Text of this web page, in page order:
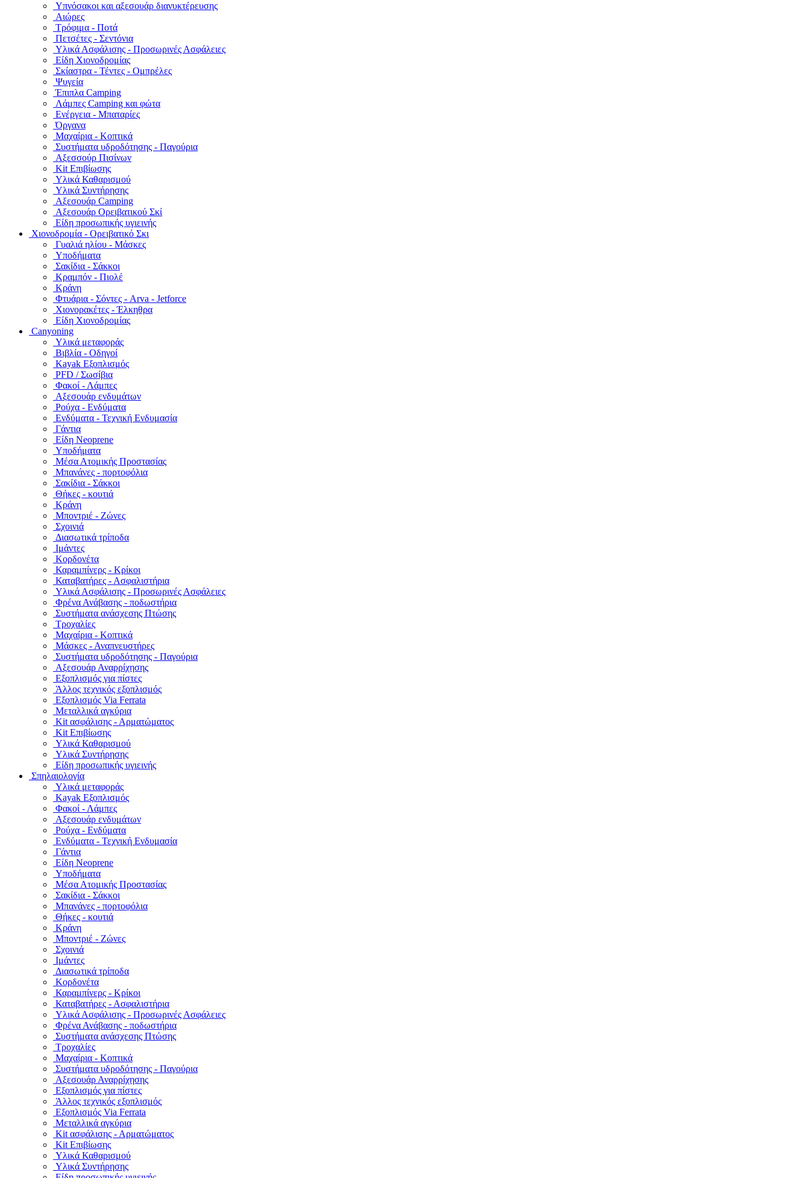
Υπνόσακοι και αξεσουάρ διανυκτέρευσης
Αιώρες
Τρόφιμα - Ποτά
Πετσέτες - Σεντόνια
Υλικά Ασφάλισης - Προσωρινές Ασφάλειες
Είδη Χιονοδρομίας
Σκίαστρα - Τέντες - Ομπρέλες
Ψυγεία
Έπιπλα Camping
Λάμπες Camping και φώτα
Ενέργεια - Μπαταρίες
Όργανα
Μαχαίρια - Κοπτικά
Συστήματα υδροδότησης - Παγούρια
Αξεσσούρ Πισίνων
Kit Επιβίωσης
Υλικά Καθαρισμού
Υλικά Συντήρησης
Αξεσουάρ Camping
Αξεσουάρ Ορειβατικού Σκί
Είδη προσωπικής υγιεινής
Χιονοδρομία - Ορειβατικό Σκι
Γυαλιά ηλίου - Μάσκες
Υποδήματα
Σακίδια - Σάκκοι
Κραμπόν - Πιολέ
Κράνη
Φτυάρια - Σόντες - Arva - Jetforce
Χιονορακέτες - Έλκηθρα
Είδη Χιονοδρομίας
Canyoning
Υλικά μεταφοράς
Βιβλία - Οδηγοί
Kayak Εξοπλισμός
PFD / Σωσίβια
Φακοί - Λάμπες
Αξεσουάρ ενδυμάτων
Ρούχα - Ενδύματα
Ενδύματα - Τεχνική Ενδυμασία
Γάντια
Είδη Neoprene
Υποδήματα
Μέσα Ατομικής Προστασίας
Μπανάνες - πορτοφόλια
Σακίδια - Σάκκοι
Θήκες - κουτιά
Κράνη
Μποντριέ - Ζώνες
Σχοινιά
Διασωτικά τρίποδα
Ιμάντες
Κορδονέτα
Καραμπίνερς - Κρίκοι
Καταβατήρες - Ασφαλιστήρια
Υλικά Ασφάλισης - Προσωρινές Ασφάλειες
Φρένα Ανάβασης - ποδωστήρια
Συστήματα ανάσχεσης Πτώσης
Τροχαλίες
Μαχαίρια - Κοπτικά
Μάσκες - Αναπνευστήρες
Συστήματα υδροδότησης - Παγούρια
Αξεσουάρ Αναρρίχησης
Εξοπλισμός για πίστες
Άλλος τεχνικός εξοπλισμός
Εξοπλισμός Via Ferrata
Μεταλλικά αγκύρια
Kit ασφάλισης - Αρματώματος
Kit Επιβίωσης
Υλικά Καθαρισμού
Υλικά Συντήρησης
Είδη προσωπικής υγιεινής
Σπηλαιολογία
Υλικά μεταφοράς
Kayak Εξοπλισμός
Φακοί - Λάμπες
Αξεσουάρ ενδυμάτων
Ρούχα - Ενδύματα
Ενδύματα - Τεχνική Ενδυμασία
Γάντια
Είδη Neoprene
Υποδήματα
Μέσα Ατομικής Προστασίας
Σακίδια - Σάκκοι
Μπανάνες - πορτοφόλια
Θήκες - κουτιά
Κράνη
Μποντριέ - Ζώνες
Σχοινιά
Ιμάντες
Διασωτικά τρίποδα
Κορδονέτα
Καραμπίνερς - Κρίκοι
Καταβατήρες - Ασφαλιστήρια
Υλικά Ασφάλισης - Προσωρινές Ασφάλειες
Φρένα Ανάβασης - ποδωστήρια
Συστήματα ανάσχεσης Πτώσης
Τροχαλίες
Μαχαίρια - Κοπτικά
Συστήματα υδροδότησης - Παγούρια
Αξεσουάρ Αναρρίχησης
Εξοπλισμός για πίστες
Άλλος τεχνικός εξοπλισμός
Εξοπλισμός Via Ferrata
Μεταλλικά αγκύρια
Kit ασφάλισης - Αρματώματος
Kit Επιβίωσης
Υλικά Καθαρισμού
Υλικά Συντήρησης